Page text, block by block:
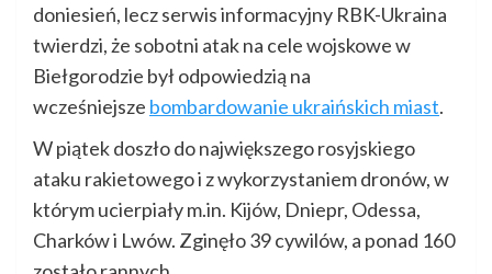
doniesień, lecz serwis informacyjny RBK-Ukraina
twierdzi, że sobotni atak na cele wojskowe w
Biełgorodzie był odpowiedzią na
wcześniejsze bombardowanie ukraińskich miast.
W piątek doszło do największego rosyjskiego
ataku rakietowego i z wykorzystaniem dronów, w
którym ucierpiały m.in. Kijów, Dniepr, Odessa,
Charków i Lwów. Zginęło 39 cywilów, a ponad 160